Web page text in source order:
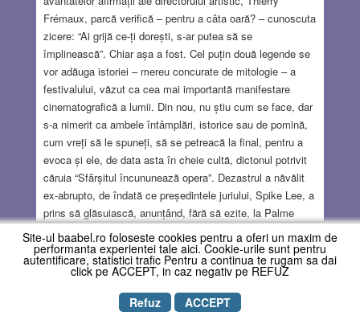
Frémaux, parcă verifică – pentru a câta oară? – cunoscuta
zicere: “Ai grijă ce-ți dorești, s-ar putea să se
împlinească”. Chiar așa a fost. Cel puțin două legende se
vor adăuga istoriei – mereu concurate de mitologie – a
festivalului, văzut ca cea mai importantă manifestare
cinematografică a lumii. Din nou, nu știu cum se face, dar
s-a nimerit ca ambele întâmplări, istorice sau de pomină,
cum vreți să le spuneți, să se petreacă la final, pentru a
evoca și ele, de data asta în cheie cultă, dictonul potrivit
căruia “Sfârșitul încununează opera”. Dezastrul a năvălit
ex-abrupto, de îndată ce președintele juriului, Spike Lee, a
prins să glăsuiască, anunțând, fără să ezite, la Palme
d’or… de la bun început. Până să izbutească biata gazdă,
maestra de ceremonii, Doria Tillier – pentru prima oară în
acest difcil rol – să-l întrerupă, lumea bună, invitată la
ceremonia de închidere din sala Lumière, și lumea
jurnaliștilor care urmăreau din altă sală transmiterea
Site-ul baabel.ro foloseste cookies pentru a oferi un maxim de
performanta experientei tale aici. Cookie-urile sunt pentru
autentificare, statistici trafic Pentru a continua te rugam sa dai
click pe ACCEPT, in caz negativ pe REFUZ
Refuz
ACCEPT